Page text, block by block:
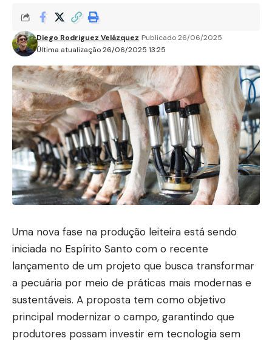
Última atualização 26/06/2025 13:25
Diego Rodriguez Velázquez Publicado 26/06/2025
Uma nova fase na produção leiteira está sendo
iniciada no Espírito Santo com o recente
lançamento de um projeto que busca transformar
a pecuária por meio de práticas mais modernas e
sustentáveis. A proposta tem como objetivo
principal modernizar o campo, garantindo que
produtores possam investir em tecnologia sem